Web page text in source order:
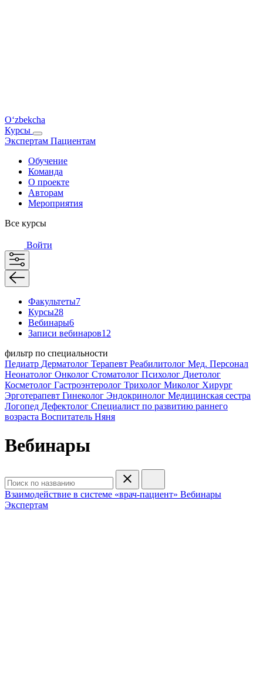
O‘zbekcha
Курсы
Экспертам Пациентам
Обучение
Команда
О проекте
Авторам
Мероприятия
Все курсы
Войти
Факультеты7
Курсы28
Вебинары6
Записи вебинаров12
фильтр по специальности
Педиатр Дерматолог Терапевт Реабилитолог Мед. Персонал
Неонатолог Онколог Стоматолог Психолог Диетолог
Косметолог Гастроэнтеролог Трихолог Миколог Хирург
Эрготерапевт Гинеколог Эндокринолог Медицинская сестра
Логопед Дефектолог Специалист по развитию раннего
возраста Воспитатель Няня
Вебинары
Взаимодействие в системе «врач-пациент» Вебинары
Экспертам